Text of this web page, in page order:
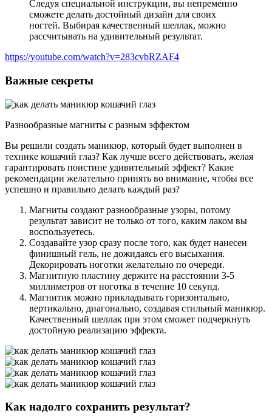
Следуя специальной инструкции, вы непременно
сможете делать достойный дизайн для своих
ногтей. Выбирая качественный шеллак, можно
рассчитывать на удивительный результат.
https://youtube.com/watch?v=283cvbRZAF4
Важные секреты
Разнообразные магниты с разным эффектом
Вы решили создать маникюр, который будет выполнен в
технике кошачий глаз? Как лучше всего действовать, желая
гарантировать поистине удивительный эффект? Какие
рекомендации желательно принять во внимание, чтобы все
успешно и правильно делать каждый раз?
Магниты создают разнообразные узоры, потому
результат зависит не только от того, каким лаком вы
воспользуетесь.
Создавайте узор сразу после того, как будет нанесен
финишный гель, не дожидаясь его высыхания.
Декорировать ноготки желательно по очереди.
Магнитную пластину держите на расстоянии 3-5
миллиметров от ноготка в течение 10 секунд.
Магнитик можно прикладывать горизонтально,
вертикально, диагонально, создавая стильный маникюр.
Качественный шеллак при этом сможет подчеркнуть
достойную реализацию эффекта.
Как надолго сохранить результат?